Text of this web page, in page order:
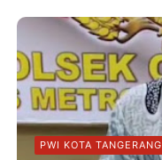
PWI KOTA TANGERANG